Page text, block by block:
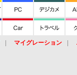
マイグレーション